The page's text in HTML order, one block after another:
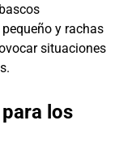
y rachas
situaciones
los